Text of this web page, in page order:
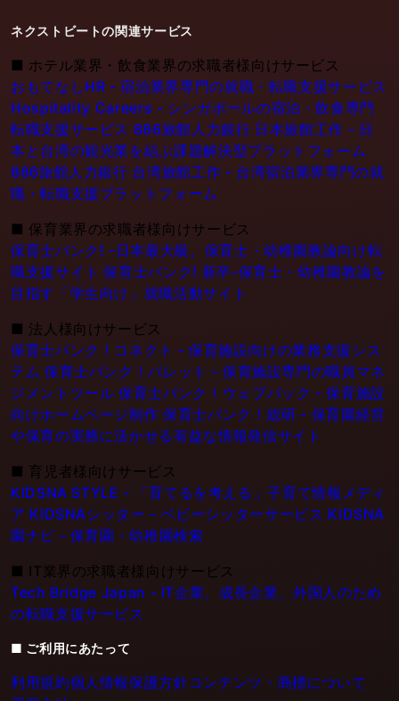
ネクストビートの関連サービス
■ ホテル業界・飲食業界の求職者様向けサービス
おもてなしHR - 宿泊業界専門の就職・転職支援サービス
Hospitality Careers - シンガポールの宿泊・飲食専門
転職支援サービス 886旅館人力銀行 日本旅館工作 - 日
本と台湾の観光業を結ぶ課題解決型プラットフォーム
886旅館人力銀行 台湾旅館工作 - 台湾宿泊業界専門の就
職・転職支援プラットフォーム
■ 保育業界の求職者様向けサービス
保育士バンク! -日本最大級。保育士・幼稚園教論向け転
職支援サイト 保育士バンク! 新卒-保育士・幼稚園教論を
目指す「学生向け」就職活動サイト
■ 法人様向けサービス
保育士バンク！コネクト - 保育施設向けの業務支援シス
テム 保育士バンク！パレット - 保育施設専門の職員マネ
ジメントツール 保育士バンク！ウェブパック - 保育施設
向けホームページ制作 保育士バンク！総研 - 保育園経営
や保育の実務に活かせる有益な情報発信サイト
■ 育児者様向けサービス
KIDSNA STYLE - 「育てるを考える」子育て情報メディ
ア KIDSNAシッター - ベビーシッターサービス KIDSNA
園ナビ - 保育園・幼稚園検索
■ IT業界の求職者様向けサービス
Tech Bridge Japan - IT企業、成長企業、外国人のため
の転職支援サービス
■ ご利用にあたって
利用規約個人情報保護方針コンテンツ・商標について